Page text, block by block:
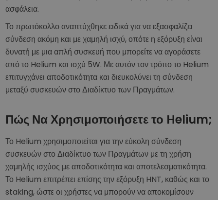
ασφάλεια.
Το πρωτόκολλο αναπτύχθηκε ειδικά για να εξασφαλίζει
σύνδεση ακόμη και με χαμηλή ισχύ, οπότε η εξόρυξη είναι
δυνατή με μια απλή συσκευή που μπορείτε να αγοράσετε
από το Helium και ισχύ 5W. Με αυτόν τον τρόπο το Helium
επιτυγχάνει αποδοτικότητα και διευκολύνει τη σύνδεση
μεταξύ συσκευών στο Διαδίκτυο των Πραγμάτων.
Πώς Να Χρησιμοποιήσετε το Helium;
Το Helium χρησιμοποιείται για την εύκολη σύνδεση
συσκευών στο Διαδίκτυο των Πραγμάτων με τη χρήση
χαμηλής ισχύος με αποδοτικότητα και αποτελεσματικότητα.
Το Helium επιτρέπει επίσης την εξόρυξη HNT, καθώς και το
staking, ώστε οι χρήστες να μπορούν να αποκομίσουν